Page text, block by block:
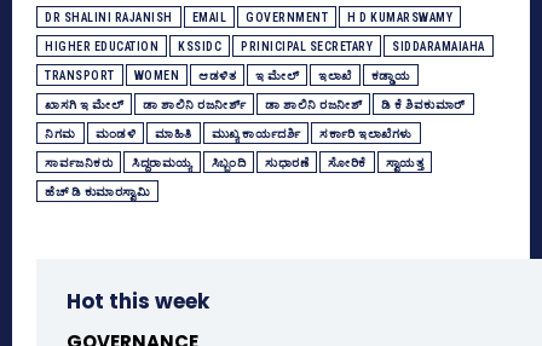
DR SHALINI RAJANISH EMAIL GOVERNMENT H D KUMARSWAMY
HIGHER EDUCATION KSSIDC PRINICIPAL SECRETARY SIDDARAMAIAHA
TRANSPORT WOMEN ಆಡಳಿತ ಇ ಮೇಲ್‌ ಇಲಾಖೆ ಕಡ್ಡಾಯ
ಖಾಸಗಿ ಇ ಮೇಲ್‌ ಡಾ ಶಾಲಿನಿ ರಜನೀರ್ಶ್ ಡಾ ಶಾಲಿನಿ ರಜನೀಶ್‌ ಡಿ ಕೆ ಶಿವಕುಮಾರ್
ನಿಗಮ ಮಂಡಳಿ ಮಾಹಿತಿ ಮುಖ್ಯ ಕಾರ್ಯದರ್ಶಿ ಸರ್ಕಾರಿ ಇಲಾಖೆಗಳು
ಸಾರ್ವಜನಿಕರು ಸಿದ್ದರಾಮಯ್ಯ ಸಿಬ್ಬಂದಿ ಸುಧಾರಣೆ ಸೋರಿಕೆ ಸ್ವಾಯತ್ತ
ಹೆಚ್‌ ಡಿ ಕುಮಾರಸ್ವಾಮಿ
Hot this week